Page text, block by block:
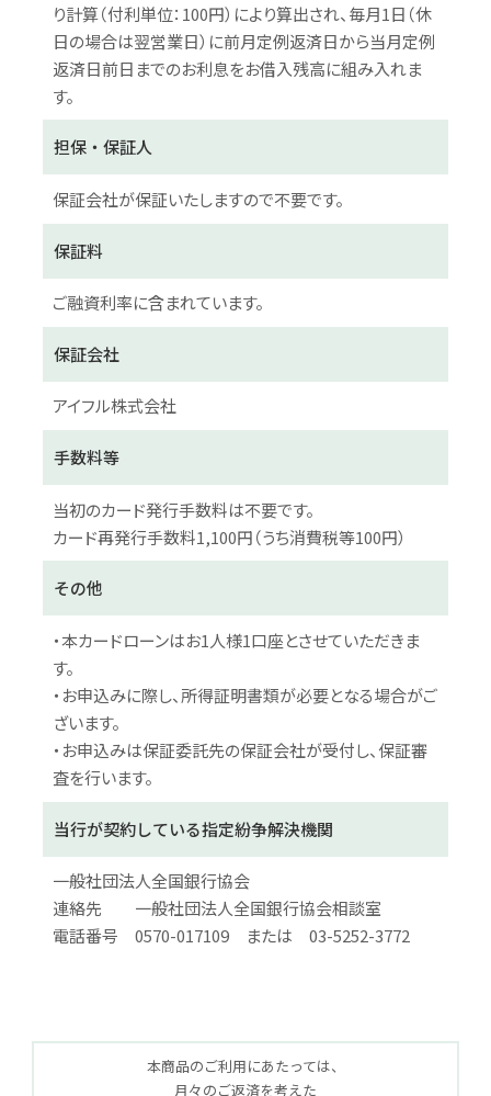
り計算（付利単位：100円）により算出され、毎月1日（休
日の場合は翌営業日）に前月定例返済日から当月定例
返済日前日までのお利息をお借入残高に組み入れま
す。
担保・保証人
保証会社が保証いたしますので不要です。
保証料
ご融資利率に含まれています。
保証会社
アイフル株式会社
手数料等
当初のカード発行手数料は不要です。
カード再発行手数料1,100円（うち消費税等100円）
その他
・本カードローンはお1人様1口座とさせていただきま
す。
・お申込みに際し、所得証明書類が必要となる場合がご
ざいます。
・お申込みは保証委託先の保証会社が受付し、保証審
査を行います。
当行が契約している指定紛争解決機関
一般社団法人全国銀行協会
連絡先 一般社団法人全国銀行協会相談室
電話番号 0570-017109 または 03-5252-3772
本商品のご利用にあたっては、
月々のご返済を考えた